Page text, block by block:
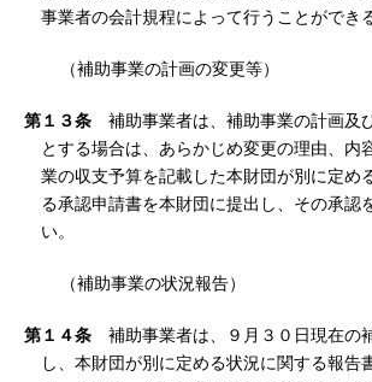
事業者の会計規程によって行うことができ
（補助事業の計画の変更等）
第１３条 補助事業者は、補助事業の計画及
とする場合は、あらかじめ変更の理由、内
業の収支予算を記載した本財団が別に定め
る承認申請書を本財団に提出し、その承認
い。
（補助事業の状況報告）
第１４条 補助事業者は、９月３０日現在の
し、本財団が別に定める状況に関する報告